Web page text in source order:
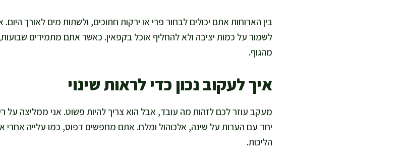
בין הארוחות אתם יכולים לבחור פרי או ירקות חתוכים, ולשתות מים לאורך
לשמור על כמות יציבה ולא להחליף אוכל בקפאין. כאשר אתם מתמידים
מהגוף.
איך לעקוב נכון כדי לראות שינוי
מעקב עוזר לכם לזהות מה עובד, אבל הוא צריך להיות פשוט. אני ממליצה על
יחד עם הערות על שינה, אלכוהול ומלח. אתם מחפשים דפוס, כמו עלייה אחרי
הליכות.